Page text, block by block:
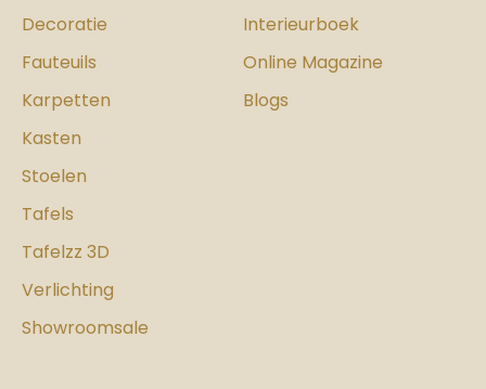
Decoratie
Fauteuils
Karpetten
Kasten
Stoelen
Tafels
Tafelzz 3D
Verlichting
Showroomsale
Interieurboek
Online Magazine
Blogs